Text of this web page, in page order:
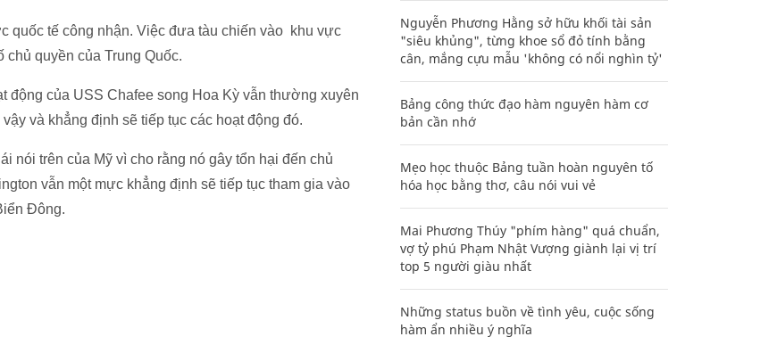
quốc tế công nhận. Việc đưa tàu chiến vào khu vực
chủ quyền của Trung Quốc.
động của USS Chafee song Hoa Kỳ vẫn thường xuyên
và khẳng định sẽ tiếp tục các hoạt động đó.
nói trên của Mỹ vì cho rằng nó gây tổn hại đến chủ
vẫn một mực khẳng định sẽ tiếp tục tham gia vào
Đông.
Nguyễn Phương Hằng sở hữu khối tài sản
"siêu khủng", từng khoe sổ đỏ tính bằng
cân, mắng cựu mẫu 'không có nổi nghìn tỷ'
Bảng công thức đạo hàm nguyên hàm cơ
bản cần nhớ
Mẹo học thuộc Bảng tuần hoàn nguyên tố
hóa học bằng thơ, câu nói vui vẻ
Mai Phương Thúy "phím hàng" quá chuẩn,
vợ tỷ phú Phạm Nhật Vượng giành lại vị trí
top 5 người giàu nhất
Những status buồn về tình yêu, cuộc sống
hàm ẩn nhiều ý nghĩa